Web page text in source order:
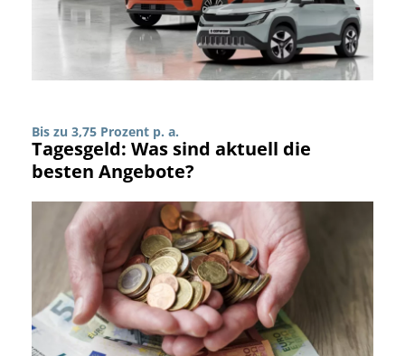
Bis zu 3,75 Prozent p. a.
Tagesgeld: Was sind aktuell die
besten Angebote?